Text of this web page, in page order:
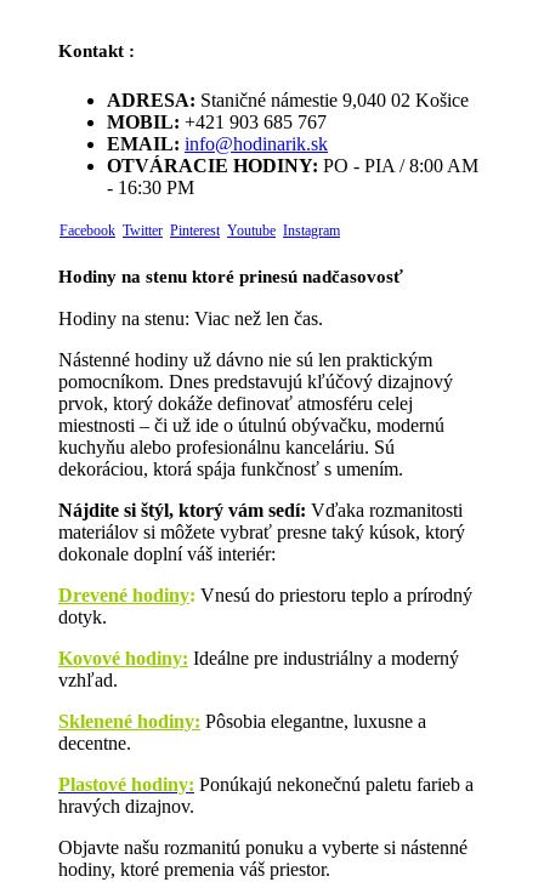
Kontakt :
ADRESA: Staničné námestie 9,040 02 Košice
MOBIL: +421 903 685 767
EMAIL: info@hodinarik.sk
OTVÁRACIE HODINY: PO - PIA / 8:00 AM
- 16:30 PM
Facebook Twitter Pinterest Youtube Instagram
Hodiny na stenu ktoré prinesú nadčasovosť
Hodiny na stenu: Viac než len čas.
Nástenné hodiny už dávno nie sú len praktickým
pomocníkom. Dnes predstavujú kľúčový dizajnový
prvok, ktorý dokáže definovať atmosféru celej
miestnosti – či už ide o útulnú obývačku, modernú
kuchyňu alebo profesionálnu kanceláriu. Sú
dekoráciou, ktorá spája funkčnosť s umením.
Nájdite si štýl, ktorý vám sedí: Vďaka rozmanitosti
materiálov si môžete vybrať presne taký kúsok, ktorý
dokonale doplní váš interiér:
Drevené hodiny: Vnesú do priestoru teplo a prírodný
dotyk.
Kovové hodiny: Ideálne pre industriálny a moderný
vzhľad.
Sklenené hodiny: Pôsobia elegantne, luxusne a
decentne.
Plastové hodiny: Ponúkajú nekonečnú paletu farieb a
hravých dizajnov.
Objavte našu rozmanitú ponuku a vyberte si nástenné
hodiny, ktoré premenia váš priestor.